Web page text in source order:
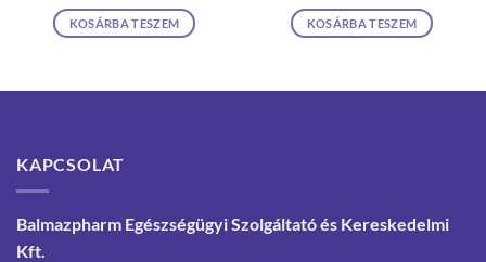
KOSÁRBA TESZEM KOSÁRBA TESZEM
KAPCSOLAT
Balmazpharm Egészségügyi Szolgáltató és Kereskedelmi
Kft.